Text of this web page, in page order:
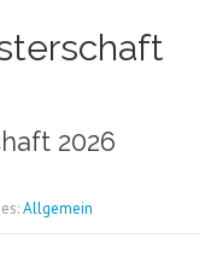
2026
Allgemein